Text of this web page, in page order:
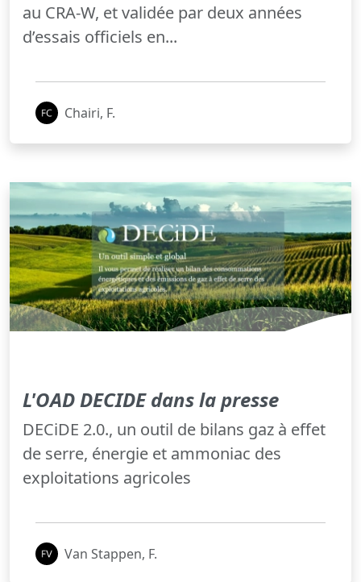
au CRA-W, et validée par deux années
d’essais officiels en...
Chairi, F.
L'OAD DECIDE dans la presse
DECiDE 2.0., un outil de bilans gaz à effet
de serre, énergie et ammoniac des
exploitations agricoles
Van Stappen, F.